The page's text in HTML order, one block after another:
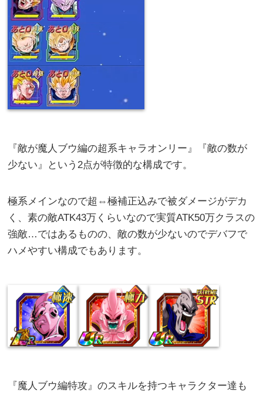
『敵が魔人ブウ編の超系キャラオンリー』『敵の数が
少ない』という2点が特徴的な構成です。
極系メインなので超⇔極補正込みで被ダメージがデカ
く、素の敵ATK43万くらいなので実質ATK50万クラスの
強敵…ではあるものの、敵の数が少ないのでデバフで
ハメやすい構成でもあります。
『魔人ブウ編特攻』のスキルを持つキャラクター達も